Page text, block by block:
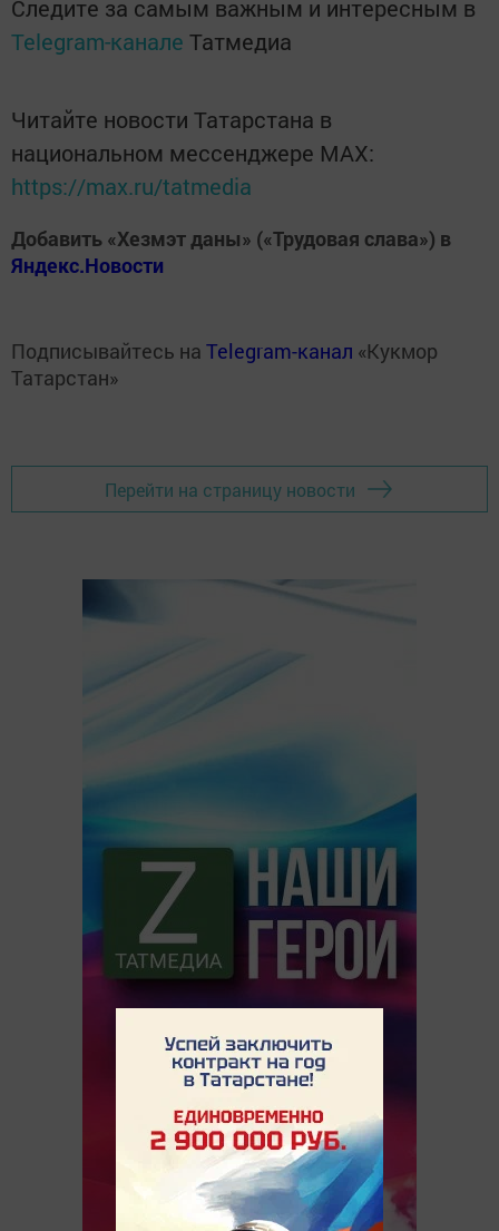
Следите за самым важным и интересным в
Telegram-канале Татмедиа
Читайте новости Татарстана в
национальном мессенджере MАХ:
https://max.ru/tatmedia
Добавить «Хезмэт даны» («Трудовая слава») в
Яндекс.Новости
Подписывайтесь на Telegram-канал «Кукмор
Татарстан»
Перейти на страницу новости